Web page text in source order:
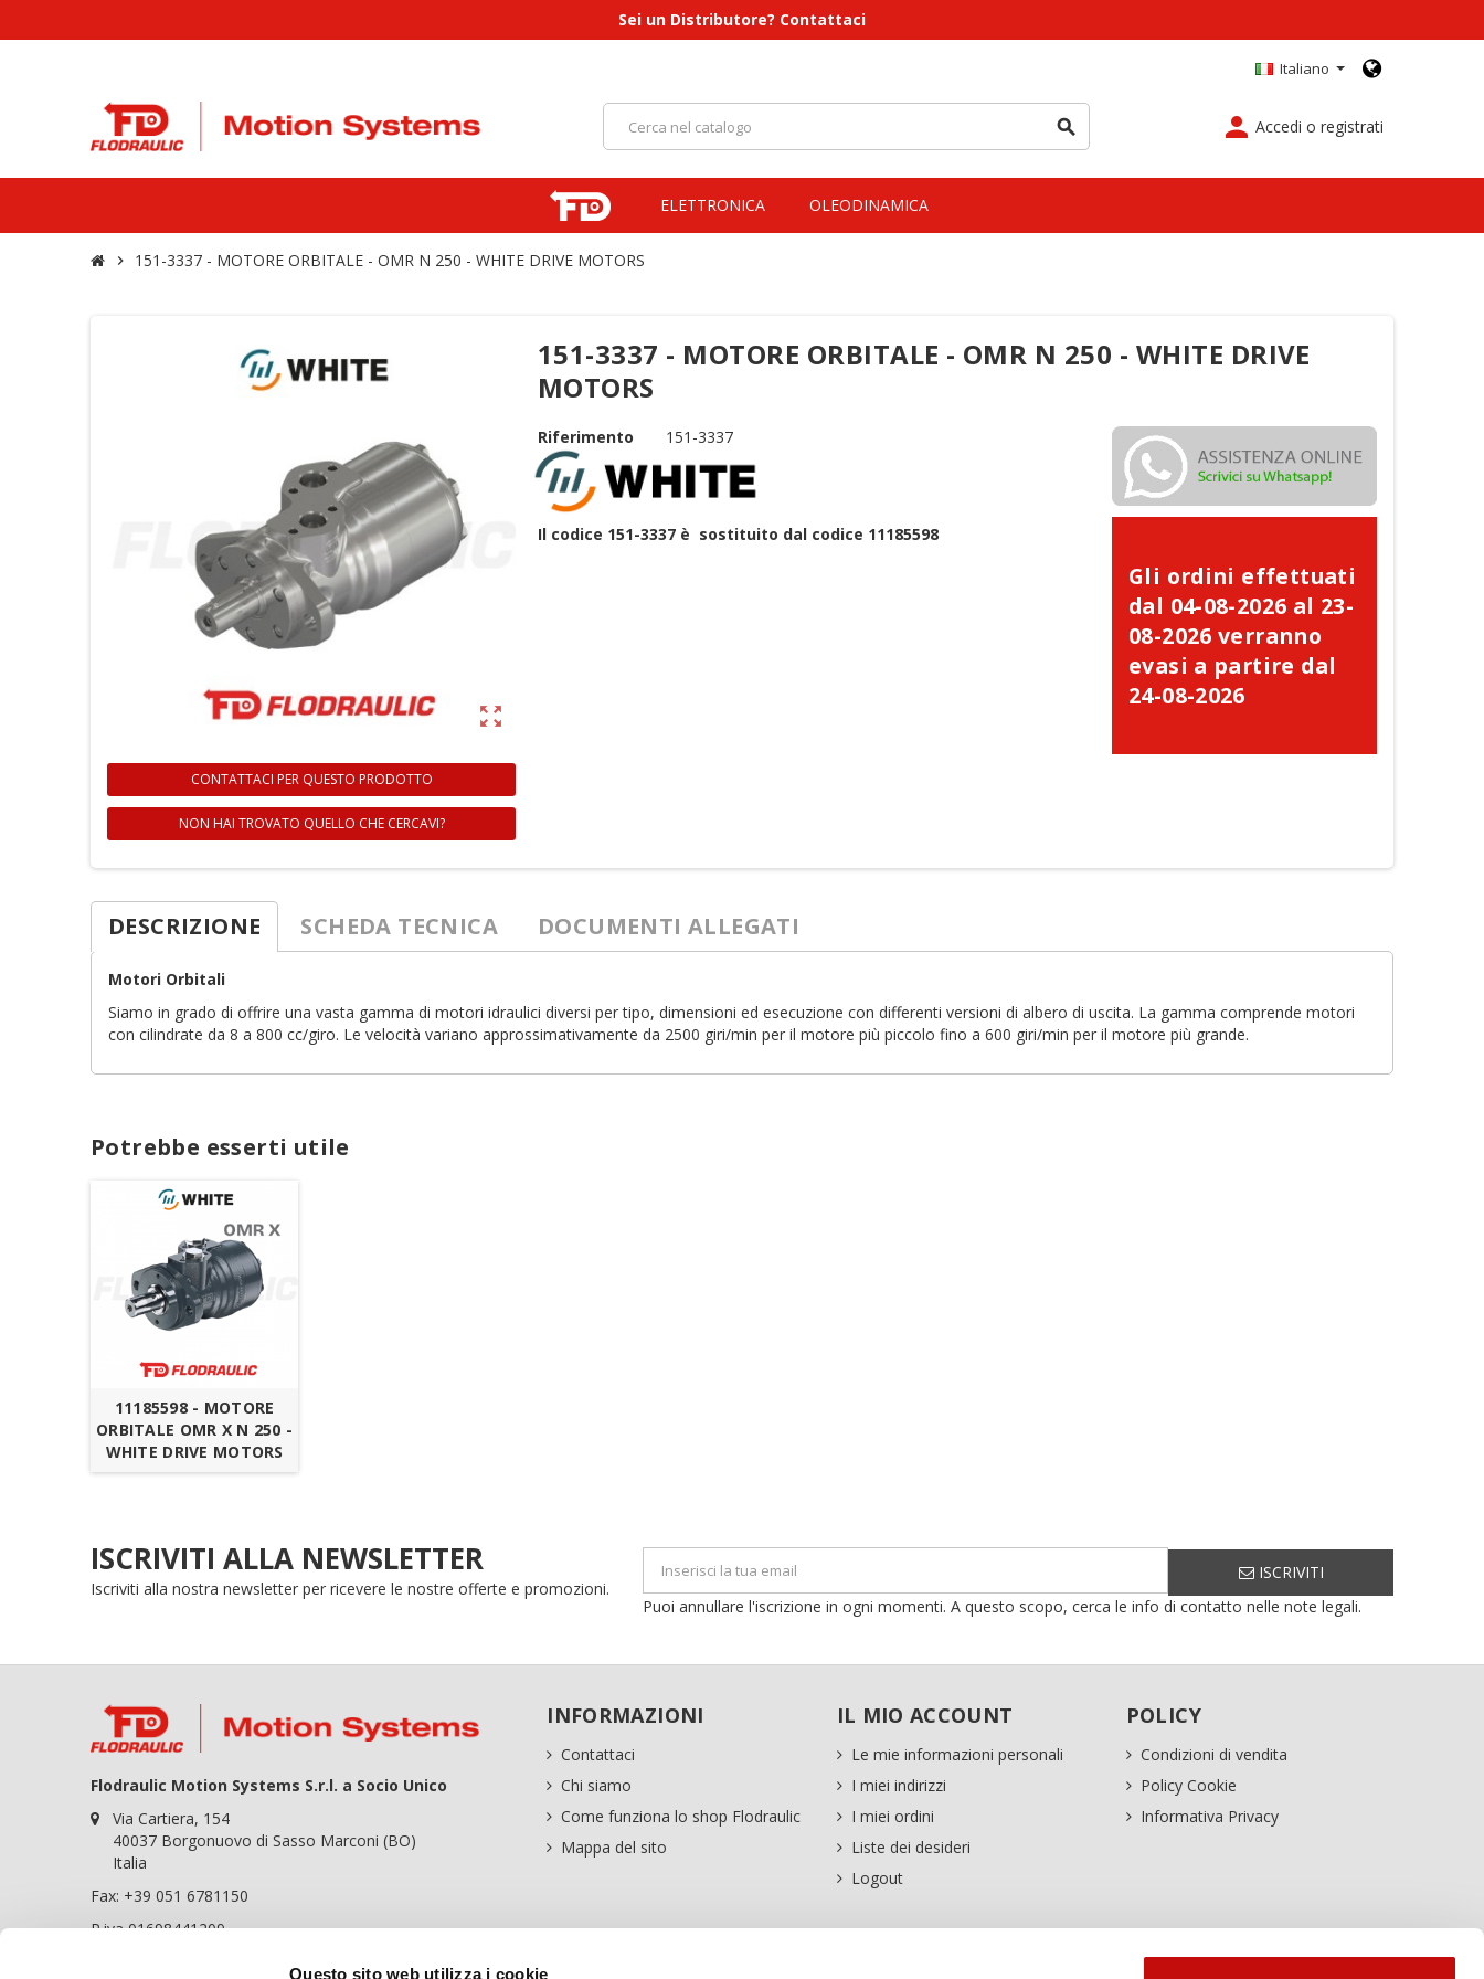
Questo sito web utilizza i cookie
Crea lista dei desideri ×
×
Sei un Distributore? Contattaci
Italiano
search person Accedi o registrati
ELETTRONICA OLEODINAMICA
chevron_right 151-3337 - MOTORE ORBITALE - OMR N 250 - WHITE DRIVE MOTORS
zoom_out_map
CONTATTACI PER QUESTO PRODOTTO
NON HAI TROVATO QUELLO CHE CERCAVI?
151-3337 - MOTORE ORBITALE - OMR N 250 - WHITE DRIVE
MOTORS
Riferimento 151-3337
Il codice 151-3337 è sostituito dal codice 11185598
Gli ordini effettuati
dal 04-08-2026 al 23-
08-2026 verranno
evasi a partire dal
24-08-2026
DESCRIZIONE SCHEDA TECNICA DOCUMENTI ALLEGATI
Motori Orbitali
Siamo in grado di offrire una vasta gamma di motori idraulici diversi per tipo, dimensioni ed esecuzione con differenti versioni di albero di uscita. La gamma comprende motori
con cilindrate da 8 a 800 cc/giro. Le velocità variano approssimativamente da 2500 giri/min per il motore più piccolo fino a 600 giri/min per il motore più grande.
Potrebbe esserti utile
11185598 - MOTORE
ORBITALE OMR X N 250 -
WHITE DRIVE MOTORS
ISCRIVITI ALLA NEWSLETTER
Iscriviti alla nostra newsletter per ricevere le nostre offerte e promozioni.
ISCRIVITI
Puoi annullare l'iscrizione in ogni momenti. A questo scopo, cerca le info di contatto nelle note legali.
Flodraulic Motion Systems S.r.l. a Socio Unico
Via Cartiera, 154
40037 Borgonuovo di Sasso Marconi (BO)
Italia
Fax: +39 051 6781150
P.iva 01698441209
INFORMAZIONI
Contattaci
Chi siamo
Come funziona lo shop Flodraulic
Mappa del sito
IL MIO ACCOUNT
Le mie informazioni personali
I miei indirizzi
I miei ordini
Liste dei desideri
Logout
POLICY
Condizioni di vendita
Policy Cookie
Informativa Privacy